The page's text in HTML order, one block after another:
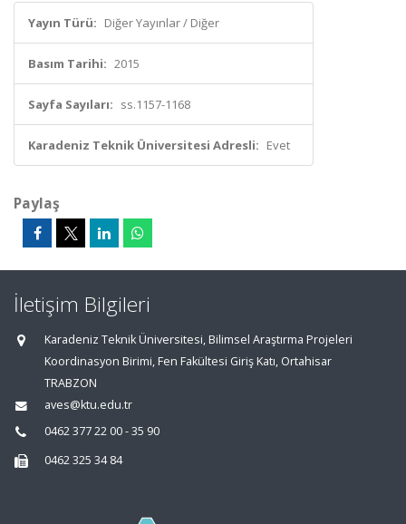
Yayın Türü: Diğer Yayınlar / Diğer
Basım Tarihi: 2015
Sayfa Sayıları: ss.1157-1168
Karadeniz Teknik Üniversitesi Adresli: Evet
Paylaş
İletişim Bilgileri
Karadeniz Teknik Üniversitesi, Bilimsel Araştırma Projeleri
Koordinasyon Birimi, Fen Fakültesi Giriş Katı, Ortahisar
TRABZON
aves@ktu.edu.tr
0462 377 22 00 - 35 90
0462 325 34 84